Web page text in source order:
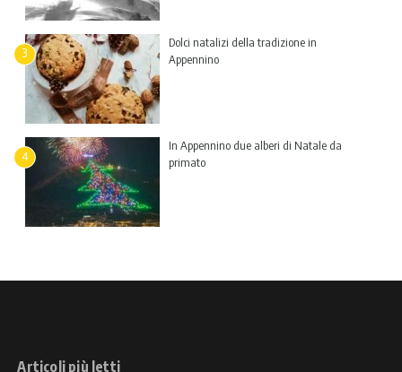
3
Dolci natalizi della tradizione in
Appennino
4
In Appennino due alberi di Natale da
primato
Articoli più letti